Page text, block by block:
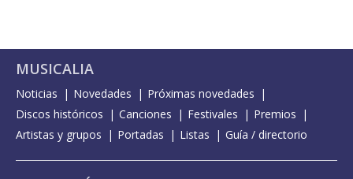
MUSICALIA
Noticias Novedades
Próximas novedades
Discos históricos
Canciones Festivales
Premios
Artistas y grupos
Portadas Listas Guía / directorio